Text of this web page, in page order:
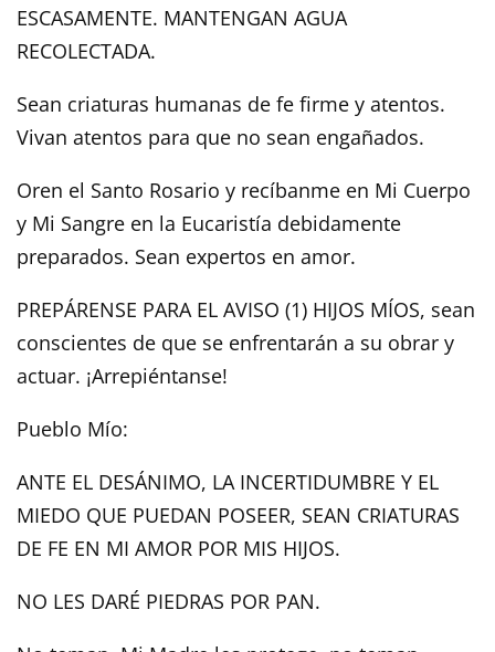
ESCASAMENTE. MANTENGAN AGUA
RECOLECTADA.
Sean criaturas humanas de fe firme y atentos.
Vivan atentos para que no sean engañados.
Oren el Santo Rosario y recíbanme en Mi Cuerpo
y Mi Sangre en la Eucaristía debidamente
preparados. Sean expertos en amor.
PREPÁRENSE PARA EL AVISO (1) HIJOS MÍOS, sean
conscientes de que se enfrentarán a su obrar y
actuar. ¡Arrepiéntanse!
Pueblo Mío:
ANTE EL DESÁNIMO, LA INCERTIDUMBRE Y EL
MIEDO QUE PUEDAN POSEER, SEAN CRIATURAS
DE FE EN MI AMOR POR MIS HIJOS.
NO LES DARÉ PIEDRAS POR PAN.